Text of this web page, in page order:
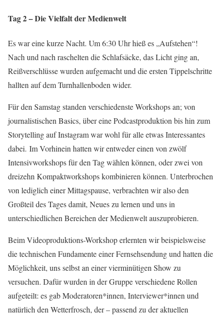
Tag 2 – Die Vielfalt der Medienwelt
Es war eine kurze Nacht. Um 6:30 Uhr hieß es „Aufstehen“!
Nach und nach raschelten die Schlafsäcke, das Licht ging an,
Reißverschlüsse wurden aufgemacht und die ersten Tippelschritte
hallten auf dem Turnhallenboden wider.
Für den Samstag standen verschiedenste Workshops an; von
journalistischen Basics, über eine Podcastproduktion bis hin zum
Storytelling auf Instagram war wohl für alle etwas Interessantes
dabei. Im Vorhinein hatten wir entweder einen von zwölf
Intensivworkshops für den Tag wählen können, oder zwei von
dreizehn Kompaktworkshops kombinieren können. Unterbrochen
von lediglich einer Mittagspause, verbrachten wir also den
Großteil des Tages damit, Neues zu lernen und uns in
unterschiedlichen Bereichen der Medienwelt auszuprobieren.
Beim Videoproduktions-Workshop erlernten wir beispielsweise
die technischen Fundamente einer Fernsehsendung und hatten die
Möglichkeit, uns selbst an einer vierminütigen Show zu
versuchen. Dafür wurden in der Gruppe verschiedene Rollen
aufgeteilt: es gab Moderatoren*innen, Interviewer*innen und
natürlich den Wetterfrosch, der – passend zu der aktuellen